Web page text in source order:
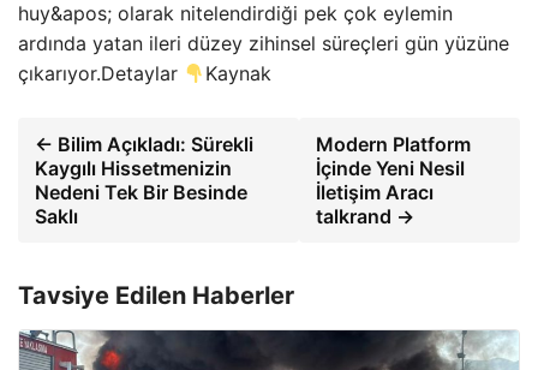
huy&apos; olarak nitelendirdiği pek çok eylemin
ardında yatan ileri düzey zihinsel süreçleri gün yüzüne
çıkarıyor.Detaylar
Kaynak
← Bilim Açıkladı: Sürekli
Kaygılı Hissetmenizin
Nedeni Tek Bir Besinde
Saklı
Modern Platform
İçinde Yeni Nesil
İletişim Aracı
talkrand →
Tavsiye Edilen Haberler